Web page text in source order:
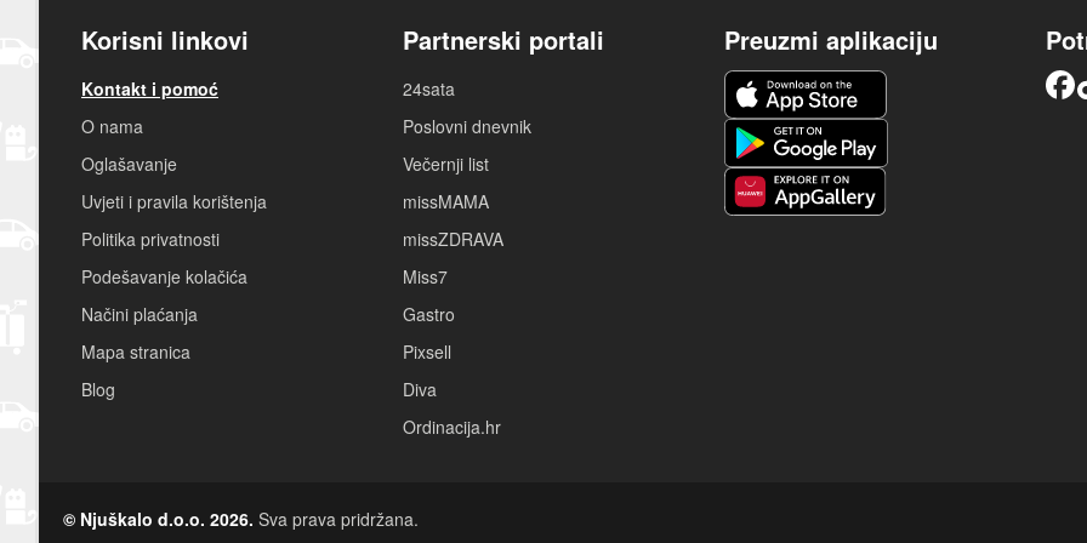
Korisni linkovi
Kontakt i pomoć
O nama
Oglašavanje
Uvjeti i pravila korištenja
Politika privatnosti
Podešavanje kolačića
Načini plaćanja
Mapa stranica
Blog
Partnerski portali
24sata
Poslovni dnevnik
Večernji list
missMAMA
missZDRAVA
Miss7
Gastro
Pixsell
Diva
Ordinacija.hr
Preuzmi aplikaciju
© Njuškalo d.o.o. 2026. Sva prava pridržana.